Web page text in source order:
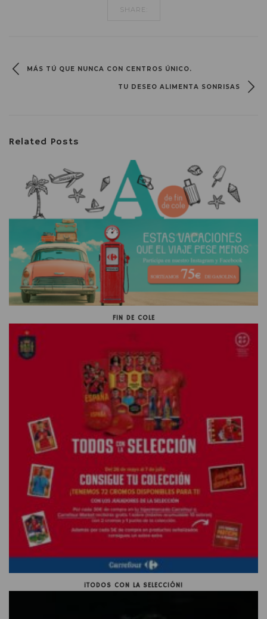
SHARE:
MÁS TÚ QUE NUNCA CON CENTROS ÚNICO.
TU DESEO ALIMENTA SONRISAS
Related Posts
FIN DE COLE
¡TODOS CON LA SELECCIÓN!